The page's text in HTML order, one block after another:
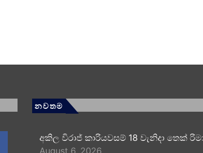
නවතම
අකිල විරාජ් කාරියවසම් 18 වැනිදා තෙක්
August 6, 2026